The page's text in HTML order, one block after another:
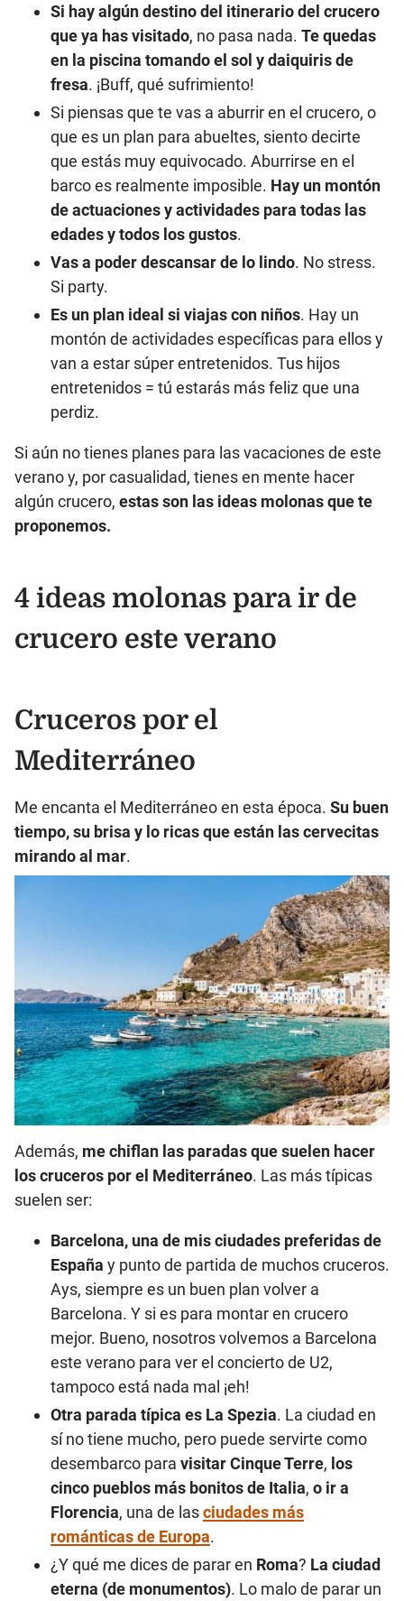
Si hay algún destino del itinerario del crucero
que ya has visitado, no pasa nada. Te quedas
en la piscina tomando el sol y daiquiris de
fresa. ¡Buff, qué sufrimiento!
Si piensas que te vas a aburrir en el crucero, o
que es un plan para abueltes, siento decirte
que estás muy equivocado. Aburrirse en el
barco es realmente imposible. Hay un montón
de actuaciones y actividades para todas las
edades y todos los gustos.
Vas a poder descansar de lo lindo. No stress.
Si party.
Es un plan ideal si viajas con niños. Hay un
montón de actividades específicas para ellos y
van a estar súper entretenidos. Tus hijos
entretenidos = tú estarás más feliz que una
perdiz.
Si aún no tienes planes para las vacaciones de este
verano y, por casualidad, tienes en mente hacer
algún crucero, estas son las ideas molonas que te
proponemos.
4 ideas molonas para ir de
crucero este verano
Cruceros por el
Mediterráneo
Me encanta el Mediterráneo en esta época. Su buen
tiempo, su brisa y lo ricas que están las cervecitas
mirando al mar.
Además, me chiflan las paradas que suelen hacer
los cruceros por el Mediterráneo. Las más típicas
suelen ser:
Barcelona, una de mis ciudades preferidas de
España y punto de partida de muchos cruceros.
Ays, siempre es un buen plan volver a
Barcelona. Y si es para montar en crucero
mejor. Bueno, nosotros volvemos a Barcelona
este verano para ver el concierto de U2,
tampoco está nada mal ¡eh!
Otra parada típica es La Spezia. La ciudad en
sí no tiene mucho, pero puede servirte como
desembarco para visitar Cinque Terre, los
cinco pueblos más bonitos de Italia, o ir a
Florencia, una de lasciudades más
románticas de Europa.
¿Y qué me dices de parar en Roma? La ciudad
eterna (de monumentos). Lo malo de parar un